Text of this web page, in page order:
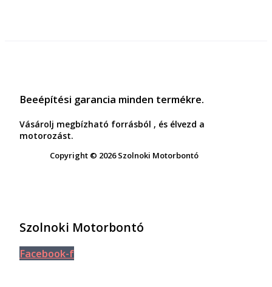
Beeépítési garancia minden termékre.
Vásárolj megbízható forrásból , és élvezd a
motorozást.
Copyright © 2026 Szolnoki Motorbontó
Szolnoki Motorbontó
Facebook-f